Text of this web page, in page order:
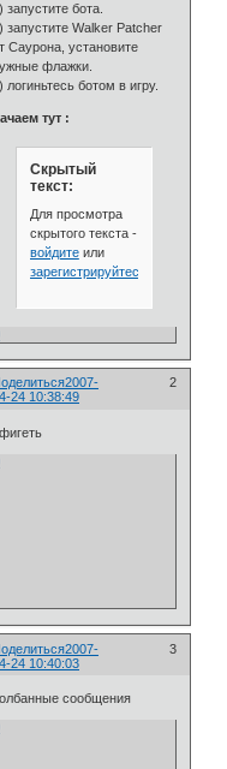
запустите бота.
запустите Walker Patcher
Саурона, установите
флажки.
логиньтесь ботом в игру.
тут :
Скрытый
текст:
Для просмотра
скрытого текста -
войдитеили
зарегистрируйтесь
2
2007-
24 10:38:49
3
2007-
24 10:40:03
сообщения